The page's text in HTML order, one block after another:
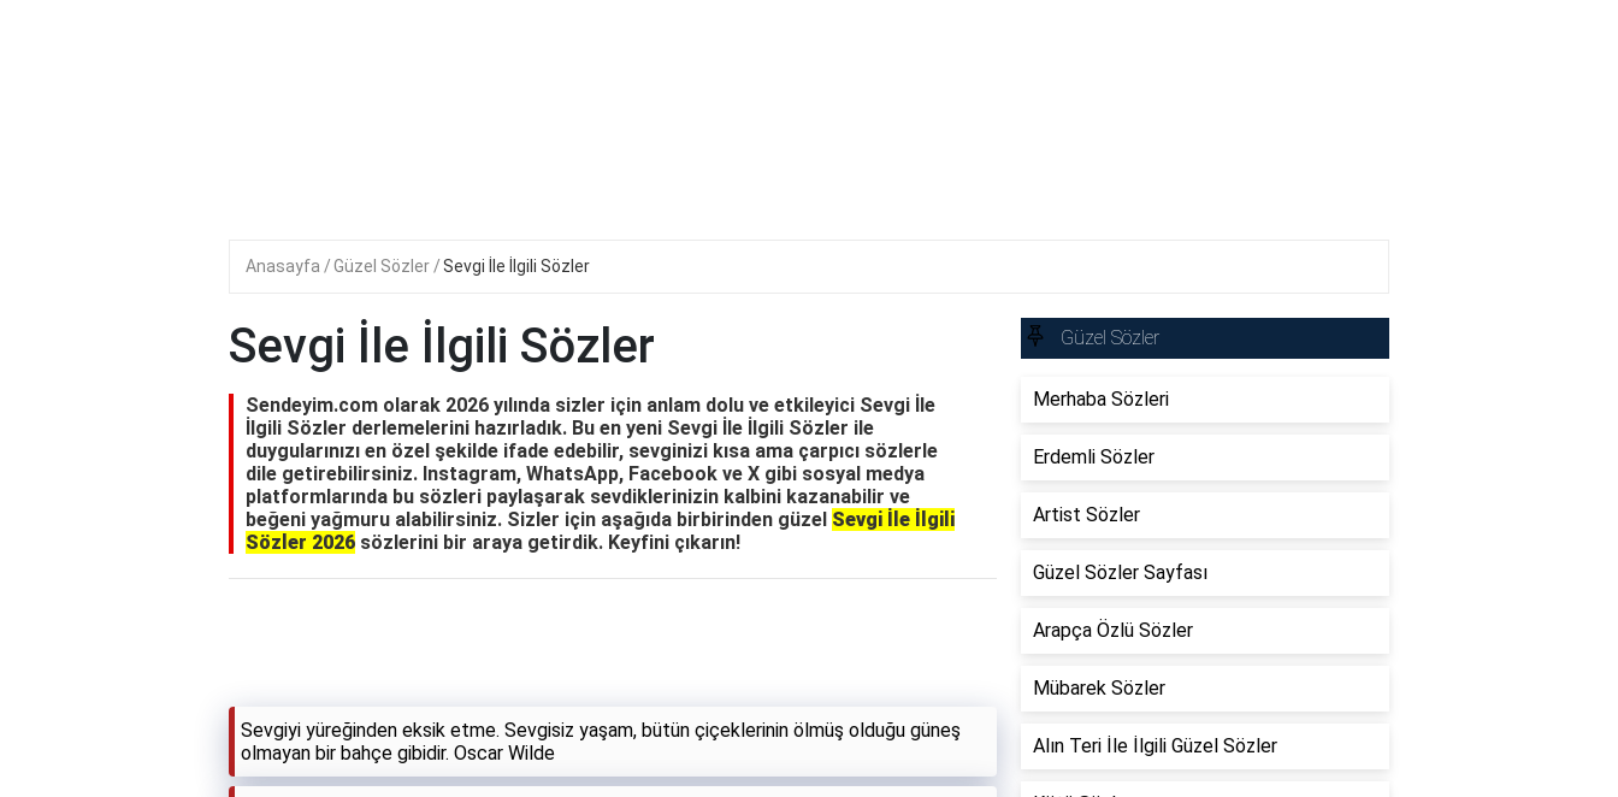
Anasayfa Güzel Sözler Sevgi İle İlgili Sözler
Sevgi İle İlgili Sözler
Sendeyim.com olarak 2026 yılında sizler için anlam dolu ve etkileyici Sevgi İle
İlgili Sözler derlemelerini hazırladık. Bu en yeni Sevgi İle İlgili Sözler ile
duygularınızı en özel şekilde ifade edebilir, sevginizi kısa ama çarpıcı sözlerle
dile getirebilirsiniz. Instagram, WhatsApp, Facebook ve X gibi sosyal medya
platformlarında bu sözleri paylaşarak sevdiklerinizin kalbini kazanabilir ve
beğeni yağmuru alabilirsiniz. Sizler için aşağıda birbirinden güzel Sevgi İle İlgili
Sözler 2026 sözlerini bir araya getirdik. Keyfini çıkarın!
Sevgiyi yüreğinden eksik etme. Sevgisiz yaşam, bütün çiçeklerinin ölmüş olduğu güneş
olmayan bir bahçe gibidir. Oscar Wilde
Güzel Sözler
Merhaba Sözleri
Erdemli Sözler
Artist Sözler
Güzel Sözler Sayfası
Arapça Özlü Sözler
Mübarek Sözler
Alın Teri İle İlgili Güzel Sözler